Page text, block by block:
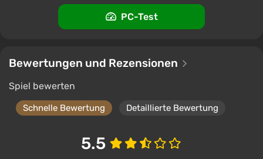
PC-Test
Bewertungen und Rezensionen
Spiel bewerten
Schnelle Bewertung Detaillierte Bewertung
5.5